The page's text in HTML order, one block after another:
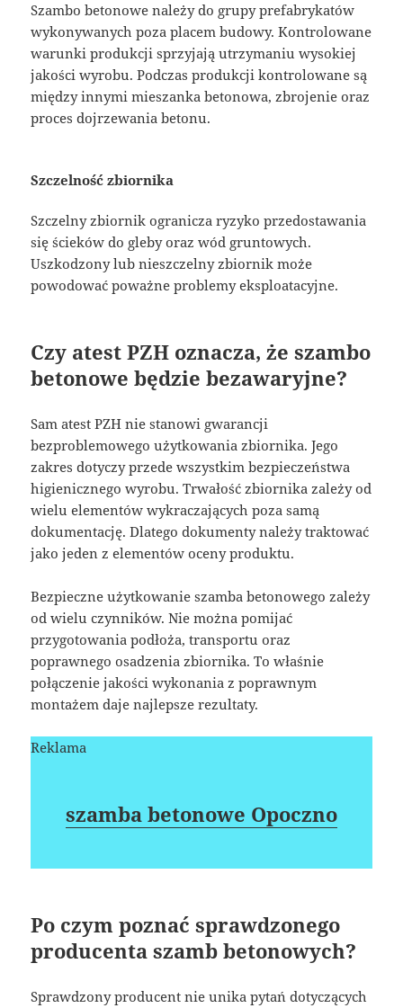
Szambo betonowe należy do grupy prefabrykatów
wykonywanych poza placem budowy. Kontrolowane
warunki produkcji sprzyjają utrzymaniu wysokiej
jakości wyrobu. Podczas produkcji kontrolowane są
między innymi mieszanka betonowa, zbrojenie oraz
proces dojrzewania betonu.
Szczelność zbiornika
Szczelny zbiornik ogranicza ryzyko przedostawania
się ścieków do gleby oraz wód gruntowych.
Uszkodzony lub nieszczelny zbiornik może
powodować poważne problemy eksploatacyjne.
Czy atest PZH oznacza, że szambo
betonowe będzie bezawaryjne?
Sam atest PZH nie stanowi gwarancji
bezproblemowego użytkowania zbiornika. Jego
zakres dotyczy przede wszystkim bezpieczeństwa
higienicznego wyrobu. Trwałość zbiornika zależy od
wielu elementów wykraczających poza samą
dokumentację. Dlatego dokumenty należy traktować
jako jeden z elementów oceny produktu.
Bezpieczne użytkowanie szamba betonowego zależy
od wielu czynników. Nie można pomijać
przygotowania podłoża, transportu oraz
poprawnego osadzenia zbiornika. To właśnie
połączenie jakości wykonania z poprawnym
montażem daje najlepsze rezultaty.
Reklama
szamba betonowe Opoczno
Po czym poznać sprawdzonego
producenta szamb betonowych?
Sprawdzony producent nie unika pytań dotyczących